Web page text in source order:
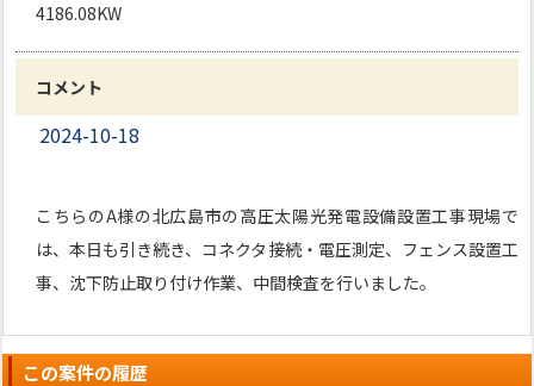
4186.08KW
コメント
2024-10-18
こちらのA様の北広島市の高圧太陽光発電設備設置工事現場で
は、本日も引き続き、コネクタ接続・電圧測定、フェンス設置工
事、沈下防止取り付け作業、中間検査を行いました。
この案件の履歴